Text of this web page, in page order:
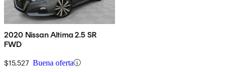
2020 Nissan Altima 2.5 SR
FWD
$15,527 Buena oferta